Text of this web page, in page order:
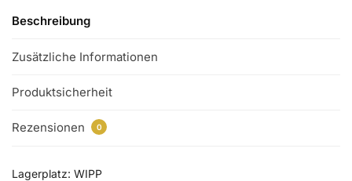
Beschreibung
Zusätzliche Informationen
Produktsicherheit
Rezensionen 0
Lagerplatz: WIPP